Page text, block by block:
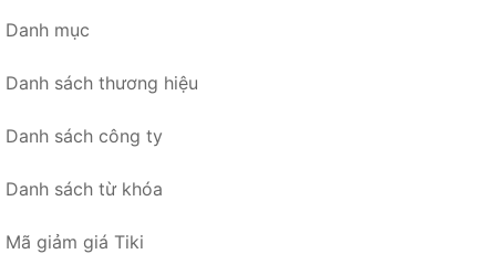
Danh mục
Danh sách thương hiệu
Danh sách công ty
Danh sách từ khóa
Mã giảm giá Tiki